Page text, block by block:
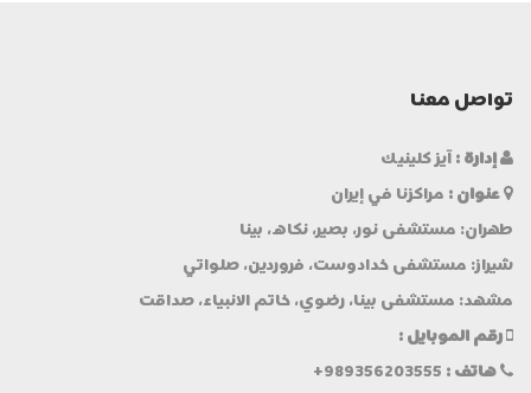
تواصل معنا
إدارة :آيز كلينيك
عنوان :مراكزنا في إيران
طهران: مستشفى نور، بصير، نكاه، بينا
شيراز: مستشفى خدادوست، فروردين، صلواتي
مشهد: مستشفى بينا، رضوي، خاتم الانبياء، صداقت
رقم الموبایل :
هاتف :+989356203555